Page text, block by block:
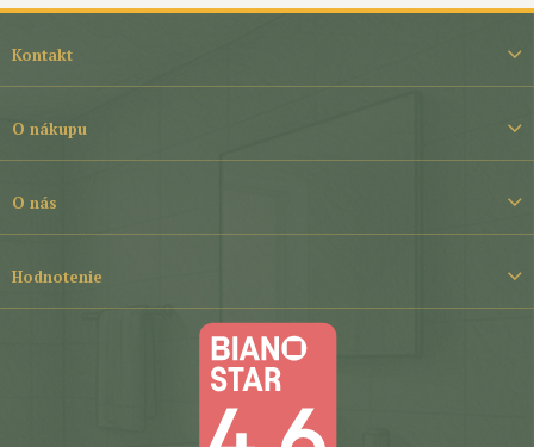
Z
i
Kontakt
O nákupu
O nás
Hodnotenie